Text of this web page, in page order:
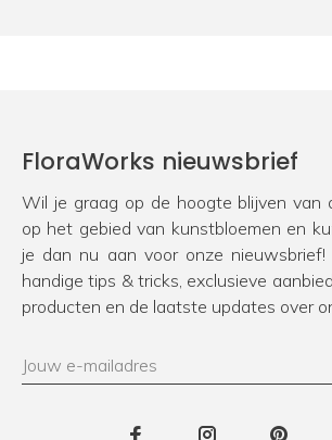
FloraWorks nieuwsbrief
Wil je graag op de hoogte blijven van
op het gebied van kunstbloemen en
je dan nu aan voor onze
handige tips & tricks, exclusieve
producten en de laatste updates over